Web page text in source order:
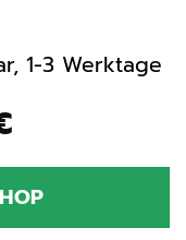
Aktueller
ist:
269,99 €.
1-3 Werktage